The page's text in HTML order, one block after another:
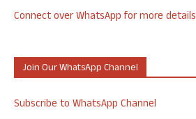
Connect over WhatsApp for more details
Join Our WhatsApp Channel
Subscribe to WhatsApp Channel